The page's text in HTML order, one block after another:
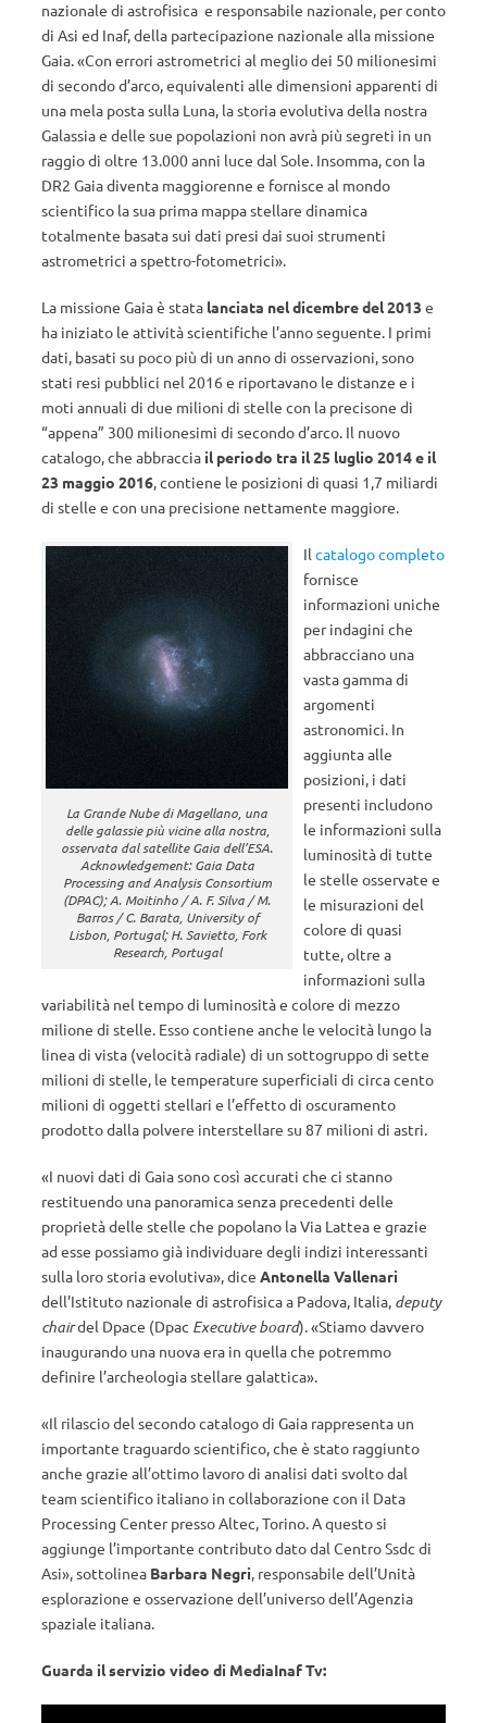
nazionale di astrofisica e responsabile nazionale, per conto
di Asi ed Inaf, della partecipazione nazionale alla missione
Gaia. «Con errori astrometrici al meglio dei 50 milionesimi
di secondo d’arco, equivalenti alle dimensioni apparenti di
una mela posta sulla Luna, la storia evolutiva della nostra
Galassia e delle sue popolazioni non avrà più segreti in un
raggio di oltre 13.000 anni luce dal Sole. Insomma, con la
DR2 Gaia diventa maggiorenne e fornisce al mondo
scientifico la sua prima mappa stellare dinamica
totalmente basata sui dati presi dai suoi strumenti
astrometrici a spettro-fotometrici».
La missione Gaia è stata lanciata nel dicembre del 2013 e
ha iniziato le attività scientifiche l’anno seguente. I primi
dati, basati su poco più di un anno di osservazioni, sono
stati resi pubblici nel 2016 e riportavano le distanze e i
moti annuali di due milioni di stelle con la precisone di
“appena” 300 milionesimi di secondo d’arco. Il nuovo
catalogo, che abbraccia il periodo tra il 25 luglio 2014 e il
23 maggio 2016, contiene le posizioni di quasi 1,7 miliardi
di stelle e con una precisione nettamente maggiore.
La Grande Nube di Magellano, una
delle galassie più vicine alla nostra,
osservata dal satellite Gaia dell’ESA.
Acknowledgement: Gaia Data
Processing and Analysis Consortium
(DPAC); A. Moitinho / A. F. Silva / M.
Barros / C. Barata, University of
Lisbon, Portugal; H. Savietto, Fork
Research, Portugal
Ilcatalogo completo
fornisce
informazioni uniche
per indagini che
abbracciano una
vasta gamma di
argomenti
astronomici. In
aggiunta alle
posizioni, i dati
presenti includono
le informazioni sulla
luminosità di tutte
le stelle osservate e
le misurazioni del
colore di quasi
tutte, oltre a
informazioni sulla
variabilità nel tempo di luminosità e colore di mezzo
milione di stelle. Esso contiene anche le velocità lungo la
linea di vista (velocità radiale) di un sottogruppo di sette
milioni di stelle, le temperature superficiali di circa cento
milioni di oggetti stellari e l’effetto di oscuramento
prodotto dalla polvere interstellare su 87 milioni di astri.
«I nuovi dati di Gaia sono così accurati che ci stanno
restituendo una panoramica senza precedenti delle
proprietà delle stelle che popolano la Via Lattea e grazie
ad esse possiamo già individuare degli indizi interessanti
sulla loro storia evolutiva», dice Antonella Vallenari
dell’Istituto nazionale di astrofisica a Padova, Italia, deputy
chairdel Dpace (Dpac Executive board). «Stiamo davvero
inaugurando una nuova era in quella che potremmo
definire l’archeologia stellare galattica».
«Il rilascio del secondo catalogo di Gaia rappresenta un
importante traguardo scientifico, che è stato raggiunto
anche grazie all’ottimo lavoro di analisi dati svolto dal
team scientifico italiano in collaborazione con il Data
Processing Center presso Altec, Torino. A questo si
aggiunge l’importante contributo dato dal Centro Ssdc di
Asi», sottolinea Barbara Negri, responsabile dell’Unità
esplorazione e osservazione dell’universo dell’Agenzia
spaziale italiana.
Guarda il servizio video di MediaInaf Tv: